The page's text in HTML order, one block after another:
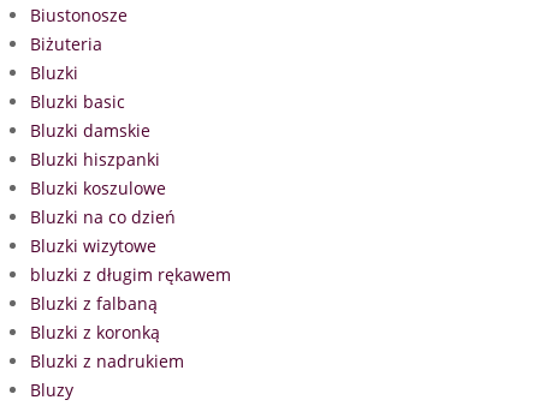
Biustonosze
Biżuteria
Bluzki
Bluzki basic
Bluzki damskie
Bluzki hiszpanki
Bluzki koszulowe
Bluzki na co dzień
Bluzki wizytowe
bluzki z długim rękawem
Bluzki z falbaną
Bluzki z koronką
Bluzki z nadrukiem
Bluzy